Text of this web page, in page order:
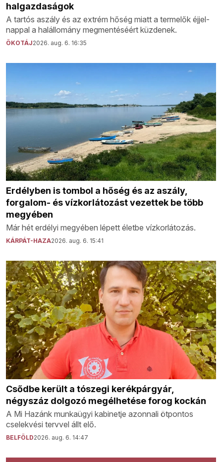
halgazdaságok
A tartós aszály és az extrém hőség miatt a termelők éjjel-
nappal a halállomány megmentéséért küzdenek.
ÖKOTÁJ2026. aug. 6. 16:35
Erdélyben is tombol a hőség és az aszály,
forgalom- és vízkorlátozást vezettek be több
megyében
Már hét erdélyi megyében lépett életbe vízkorlátozás.
KÁRPÁT-HAZA2026. aug. 6. 15:41
Csődbe került a tószegi kerékpárgyár,
négyszáz dolgozó megélhetése forog kockán
A Mi Hazánk munkaügyi kabinetje azonnali ötpontos
cselekvési tervvel állt elő.
BELFÖLD2026. aug. 6. 14:47